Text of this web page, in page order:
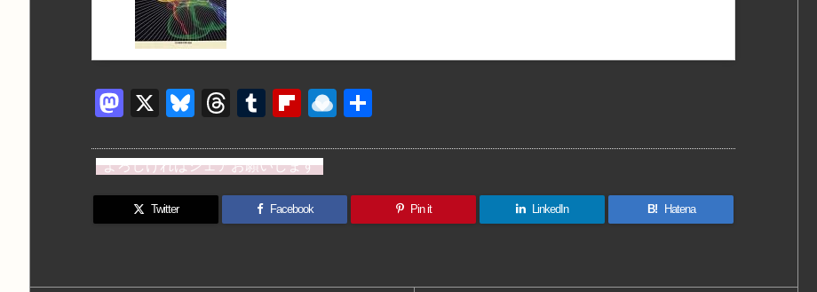
M
st
o
d
X
Bl
e
s
k
T
e
a
d
T
m
bl
r
Fl
b
o
ar
R
n
dr
o
よろしければシェアお願いします
Twitter Facebook Pin it LinkedIn B! Hatena